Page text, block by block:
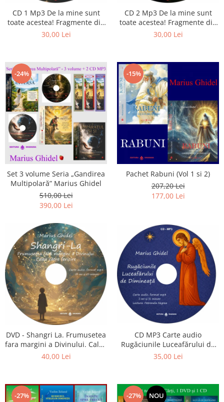
Literatura
Psihologie
Stiinta
CD 1 Mp3 De la mine sunt
toate acestea! Fragmente din
cărțile lui Marius Ghidel
30,00 Lei
CD 2 Mp3 De la mine sunt
toate acestea! Fragmente din
cărțile lui Marius Ghidel
30,00 Lei
-24%
Set 3 volume Seria „Gandirea
Multipolară” Marius Ghidel
510,00 Lei
390,00 Lei
-15%
Pachet Rabuni (Vol 1 si 2)
207,20 Lei
177,00 Lei
DVD - Shangri La. Frumusetea
fara margini a Divinului. Calea
catre fericire
40,00 Lei
CD MP3 Carte audio
Rugăciunile Luceafărului de
dimineață
35,00 Lei
-27% -27% NOU